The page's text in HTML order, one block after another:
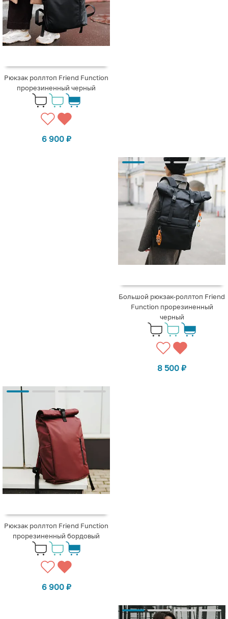
Рюкзак роллтоп Friend Function
прорезиненный черный
6 900 ₽
Большой рюкзак-роллтоп Friend
Function прорезиненный
черный
8 500 ₽
Рюкзак роллтоп Friend Function
прорезиненный бордовый
6 900 ₽